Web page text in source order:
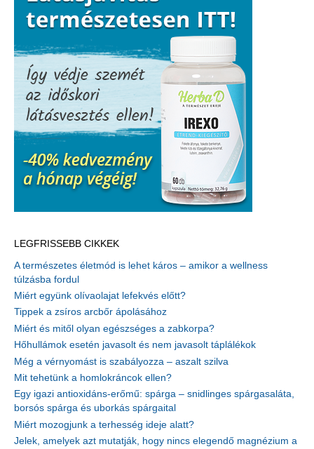
védelmezője
LEGFRISSEBB CIKKEK
A természetes életmód is lehet káros – amikor a wellness
túlzásba fordul
Miért együnk olívaolajat lefekvés előtt?
Tippek a zsíros arcbőr ápolásához
Miért és mitől olyan egészséges a zabkorpa?
Hőhullámok esetén javasolt és nem javasolt táplálékok
Még a vérnyomást is szabályozza – aszalt szilva
Mit tehetünk a homlokráncok ellen?
Egy igazi antioxidáns-erőmű: spárga – snidlinges spárgasaláta,
borsós spárga és uborkás spárgaital
Miért mozogjunk a terhesség ideje alatt?
Jelek, amelyek azt mutatják, hogy nincs elegendő magnézium a